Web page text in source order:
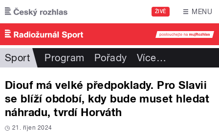
Přejít k hlavnímu obsahu
ŽIVĚ MENU
Sport Program Pořady Více…
Diouf má velké předpoklady. Pro Slavii
se blíží období, kdy bude muset hledat
náhradu, tvrdí Horváth
21. říjen 2024